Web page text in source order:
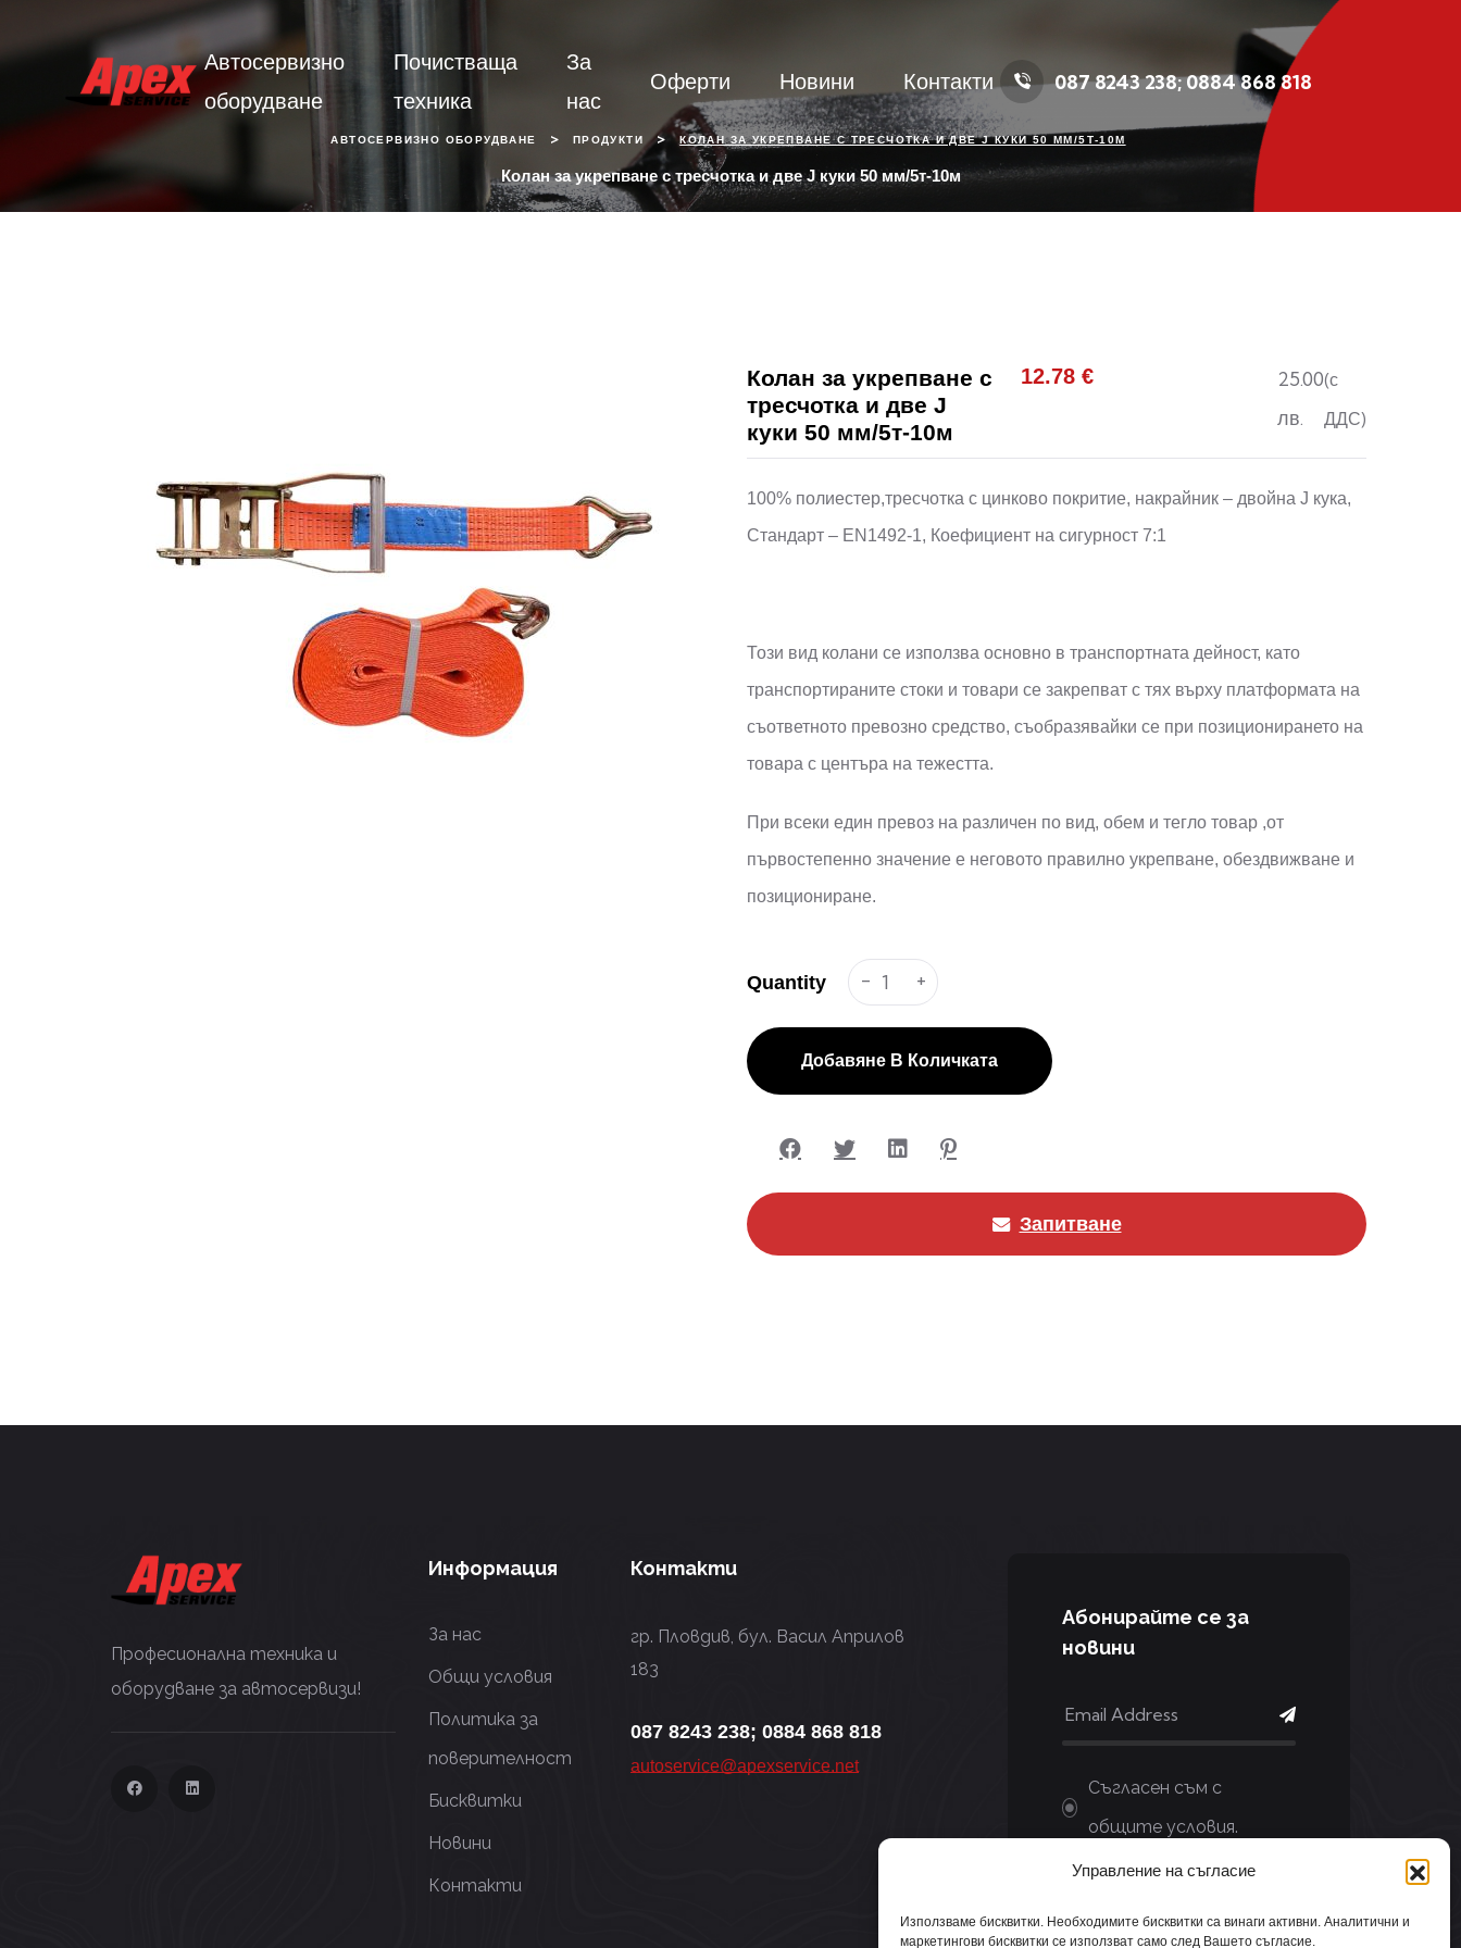
Управление на съгласие
Използваме бисквитки. Необходимите бисквитки са винаги активни. Аналитични и
маркетингови бисквитки се използват само след Вашето съгласие.
Автосервизно
оборудване
Почистваща
техника
За
нас
Оферти Новини Контакти 087 8243 238; 0884 868 818
АВТОСЕРВИЗНО ОБОРУДВАНЕ > ПРОДУКТИ > КОЛАН ЗА УКРЕПВАНЕ С ТРЕСЧОТКА И ДВЕ J КУКИ 50 ММ/5Т-10М
Колан за укрепване с тресчотка и две J куки 50 мм/5т-10м
Колан за укрепване с
тресчотка и две J
куки 50 мм/5т-10м
12.78€
25.00
лв.
(с
ДДС)
100% полиестер,тресчотка с цинково покритие, накрайник – двойна J кука,
Стандарт – EN1492-1, Коефициент на сигурност 7:1
Този вид колани се използва основно в транспортната дейност, като
транспортираните стоки и товари се закрепват с тях върху платформата на
съответното превозно средство, съобразявайки се при позиционирането на
товара с центъра на тежестта.
При всеки един превоз на различен по вид, обем и тегло товар ,от
първостепенно значение е неговото правилно укрепване, обездвижване и
позициониране.
Quantity - +
Добавяне В Количката
Запитване
Професионална техника и
оборудване за автосервизи!
Информация
За нас
Общи условия
Политика за
поверителност
Бисквитки
Новини
Контакти
Контакти
гр. Пловдив, бул. Васил Априлов
183
087 8243 238; 0884 868 818
autoservice@apexservice.net
Aбонирайте се за
новини
Съгласен съм с
общите условия.